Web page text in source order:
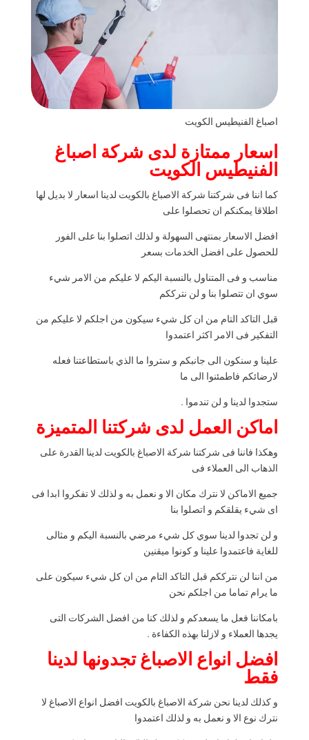
اصباغ الفنيطيس الكويت
اسعار ممتازة لدى شركة اصباغ
الفنيطيس الكويت
كما اننا فى شركتنا شركة الاصباغ بالكويت لدينا اسعار لا بديل لها
اطلاقا يمكنكم ان تحصلوا على
افضل الاسعار بمنتهى السهولة و لذلك اتصلوا بنا على الفور
للحصول على افضل الخدمات بسعر
مناسب و فى المتناول بالنسبة اليكم لا عليكم من الامر شيء
سوي ان تتصلوا بنا و لن نترككم
قبل التاكد التام من ان كل شيء سيكون من اجلكم لا عليكم من
التفكير فى الامر اكثر اعتمدوا
علينا و سنكون الى جانبكم و ستروا ما الذي باستطاعتنا فعله
لارضائكم فاطمئنوا الى ما
ستجدوا لدينا و لن تندموا .
اماكن العمل لدى شركتنا المتميزة
وهكذا فاننا فى شركتنا شركة الاصباغ بالكويت لدينا القدرة على
الذهاب الى العملاء فى
جميع الاماكن لا نترك مكان الا و نعمل به و لذلك لا تفكروا ابدا فى
اى شيء يقلقكم و اتصلوا بنا
و لن تجدوا لدينا سوي كل شيء مرضي بالنسبة اليكم و مثالى
للغاية فاعتمدوا علينا و كونوا ميقنين
من اننا لن نترككم قبل التاكد التام من ان كل شيء سيكون على
ما يرام تماما من اجلكم نحن
بامكاننا فعل ما يسعدكم و لذلك كنا من افضل الشركات التى
يجدها العملاء و لازلنا بهذه الكفاءة .
افضل انواع الاصباغ تجدونها لدينا
فقط
و كذلك لدينا نحن شركة الاصباغ بالكويت افضل انواع الاصباغ لا
نترك نوع الا و نعمل به و لذلك اعتمدوا